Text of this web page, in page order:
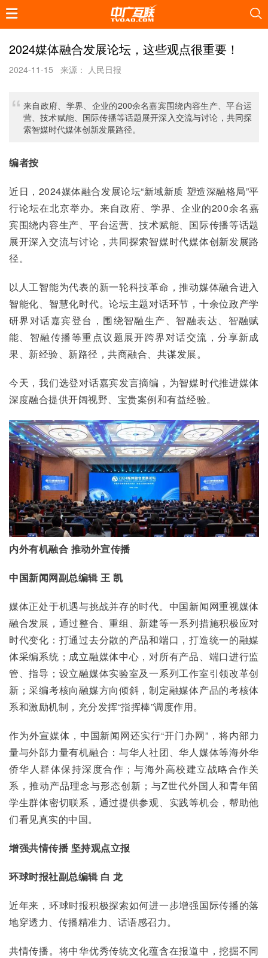
2024媒体融合发展论坛，这些观点很重要！
2024-11-15 来源： 人民日报
来自政府、学界、企业的200余名嘉宾围绕内容生产、平台运
营、技术赋能、国际传播等话题展开深入交流与讨论，共同探
索智媒时代媒体创新发展路径。
编者按
近日，2024媒体融合发展论坛“新域新质 塑造深融格局”平
行论坛在北京举办。来自政府、学界、企业的200余名嘉
宾围绕内容生产、平台运营、技术赋能、国际传播等话题
展开深入交流与讨论，共同探索智媒时代媒体创新发展路
径。
以人工智能为代表的新一轮科技革命，推动媒体融合进入
智能化、智慧化时代。论坛主题对话环节，十余位政产学
研界对话嘉宾登台，围绕智融生产、智融表达、智融赋
能、智融传播等重点议题展开跨界对话交流，分享新成
果、新经验、新路径，共商融合、共谋发展。
今天，我们选登对话嘉宾发言摘编，为智媒时代推进媒体
深度融合提供开阔视野、宝贵案例和有益经验。
内外有机融合 推动外宣传播
中国新闻网副总编辑 王 凯
媒体正处于机遇与挑战并存的时代。中国新闻网重视媒体
融合发展，通过整合、重组、新建等一系列措施积极应对
时代变化：打通过去分散的产品和端口，打造统一的融媒
体采编系统；成立融媒体中心，对所有产品、端口进行监
管、指导；设立融媒体实验室及一系列工作室引领改革创
新；采编考核向融媒方向倾斜，制定融媒体产品的考核体
系和激励机制，充分发挥“指挥棒”调度作用。
作为外宣媒体，中国新闻网还实行“开门办网”，将内部力
量与外部力量有机融合：与华人社团、华人媒体等海外华
侨华人群体保持深度合作；与海外高校建立战略合作关
系，推动产品理念与形态创新；与Z世代外国人和青年留
学生群体密切联系，通过提供参观、实践等机会，帮助他
们看见真实的中国。
增强共情传播 坚持观点立报
环球时报社副总编辑 白 龙
近年来，环球时报积极探索如何进一步增强国际传播的落
地穿透力、传播精准力、话语感召力。
共情传播。将中华优秀传统文化蕴含在报道中，挖掘不同